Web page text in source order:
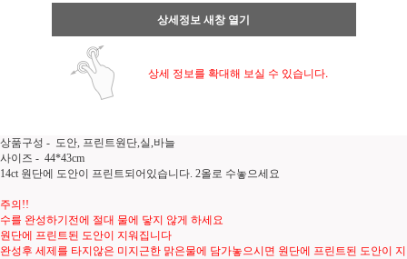
상세정보 새창 열기
상세 정보를 확대해 보실 수 있습니다.
상품구성 - 도안, 프린트원단,실,바늘
사이즈 - 44*43cm
14ct 원단에 도안이 프린트되어있습니다. 2올로 수놓으세요
주의!!
수를 완성하기전에 절대 물에 닿지 않게 하세요
원단에 프린트된 도안이 지워집니다
완성후 세제를 타지않은 미지근한 맑은물에 담가놓으시면 원단에 프린트된 도안이 지